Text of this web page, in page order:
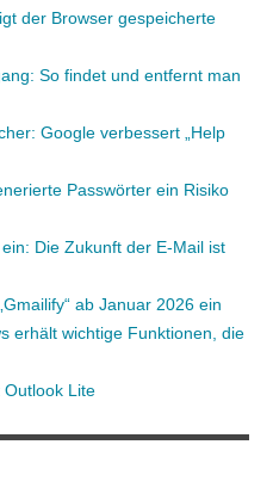
der Browser gespeicherte
So findet und entfernt man
Google verbessert „Help
Passwörter ein Risiko
Die Zukunft der E-Mail ist
ab Januar 2026 ein
erhält wichtige Funktionen, die
Lite